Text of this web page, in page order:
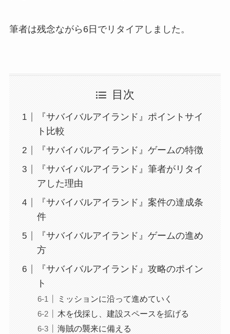
筆者は残念ながら6日でリタイアしました。
目次
『サバイバルアイランド』ポイントサイ
ト比較
『サバイバルアイランド』ゲームの特徴
『サバイバルアイランド』筆者がリタイ
アした理由
『サバイバルアイランド』案件の達成条
件
『サバイバルアイランド』ゲームの進め
方
『サバイバルアイランド』攻略のポイン
ト
ミッションに沿って進めていく
木を伐採し、建設スペースを拡げる
海賊の襲来に備える